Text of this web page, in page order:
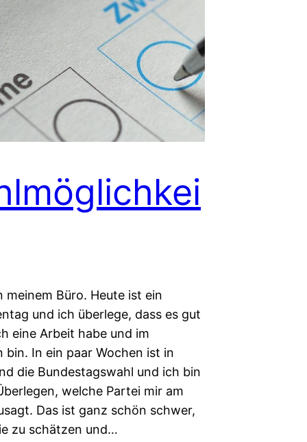
meinem Büro. Heute ist ein
und ich überlege, dass es gut
eine Arbeit habe und im
bin. In ein paar Wochen ist in
die Bundestagswahl und ich bin
welche Partei mir am
Das ist ganz schön schwer,
zu schätzen und…